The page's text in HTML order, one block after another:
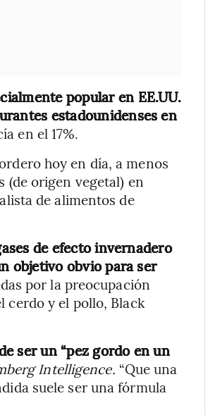
popular en EE.UU.
estadounidenses en
en el 17%.
hoy en día, a menos
(de origen vegetal) en
de alimentos de
de efecto invernadero
objetivo obvio para ser
por la preocupación
cerdo y el pollo, Black
ser un “pez gordo en un
Intelligence. “Que una
suele ser una fórmula